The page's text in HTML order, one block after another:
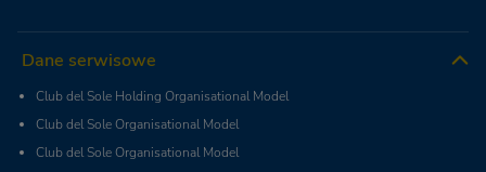
Dane serwisowe
Club del Sole Holding Organisational Model
Club del Sole Organisational Model
Club del Sole Organisational Model